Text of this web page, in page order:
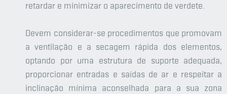
retardar e minimizar o aparecimento de verdete.
Devem considerar-se procedimentos que promovam
a ventilação e a secagem rápida dos elementos,
optando por uma estrutura de suporte adequada,
proporcionar entradas e saídas de ar e respeitar a
inclinação mínima aconselhada para a sua zona